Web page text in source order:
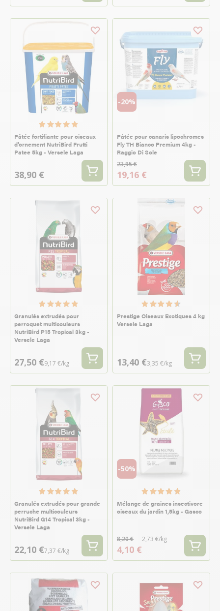
Pâtée fortifiante pour oiseaux
d’ornement NutriBird Frutti
Patee 5kg - Versele Laga
38,90 €
-20%
Pâtée pour canaris lipochromes
Fly TH Bianco Premium 4kg -
Raggio Di Sole
23,95 €
19,16 €
Granulés extrudés pour
perroquet multicouleurs
NutriBird P15 Tropical 3kg -
Versele Laga
27,50 €9,17 €/kg
Prestige Oiseaux Exotiques 4 kg
Versele Laga
13,40 €3,35 €/kg
Granulés extrudés pour grande
perruche multicouleurs
NutriBird G14 Tropical 3kg -
Versele Laga
22,10 €7,37 €/kg
-50%
Mélange de graines insectivore
oiseaux du jardin 1,5kg - Gasco
8,20 €
4,10 €
2,73 €/kg